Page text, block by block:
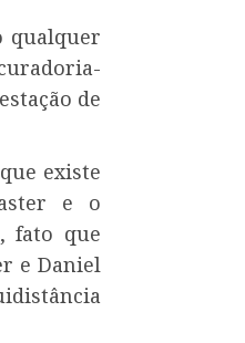
qualquer
de
existe
e o
fato que
e Daniel